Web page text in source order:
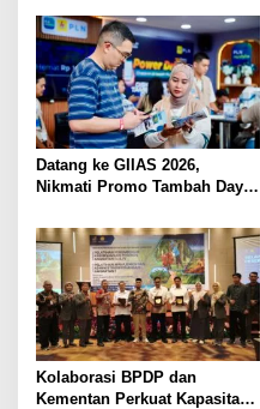
s
Datang ke GIIAS 2026,
Nikmati Promo Tambah Daya
Kolaborasi BPDP dan
Kementan Perkuat Kapasitas